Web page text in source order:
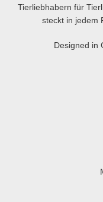
Tierliebhabern für
steckt in jedem
Designed in